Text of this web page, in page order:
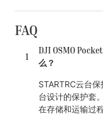
FAQ
1
DJI OSMO
么？
STARTRC云台
台设计的保护套
在存储和运输过